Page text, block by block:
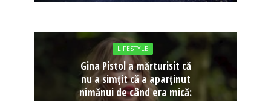
LIFESTYLE
Gina Pistol a mărturisit că
nu a simțit că a aparținut
nimănui de când era mică: